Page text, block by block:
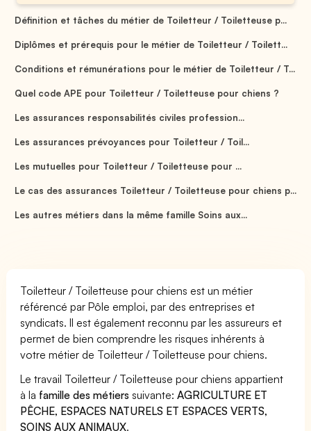
Définition et tâches du métier de Toiletteur / Toiletteuse p...
Diplômes et prérequis pour le métier de Toiletteur / Toilett...
Conditions et rémunérations pour le métier de Toiletteur / T...
Quel code APE pour Toiletteur / Toiletteuse pour chiens ?
Les assurances responsabilités civiles profession...
Les assurances prévoyances pour Toiletteur / Toil...
Les mutuelles pour Toiletteur / Toiletteuse pour ...
Le cas des assurances Toiletteur / Toiletteuse pour chiens p...
Les autres métiers dans la même famille Soins aux...
Toiletteur / Toiletteuse pour chiens est un métier
référencé par Pôle emploi, par des entreprises et
syndicats. Il est également reconnu par les assureurs et
permet de bien comprendre les risques inhérents à
votre métier de Toiletteur / Toiletteuse pour chiens.
Le travail Toiletteur / Toiletteuse pour chiens appartient
à la famille des métiers suivante:AGRICULTURE ET
PÊCHE, ESPACES NATURELS ET ESPACES VERTS,
SOINS AUX ANIMAUX.